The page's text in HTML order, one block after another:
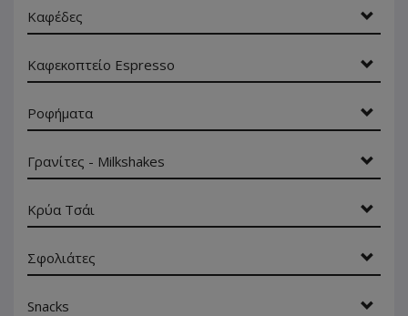
Καφέδες
Καφεκοπτείο Espresso
Ροφήματα
Γρανίτες - Milkshakes
Κρύα Τσάι
Σφολιάτες
Snacks